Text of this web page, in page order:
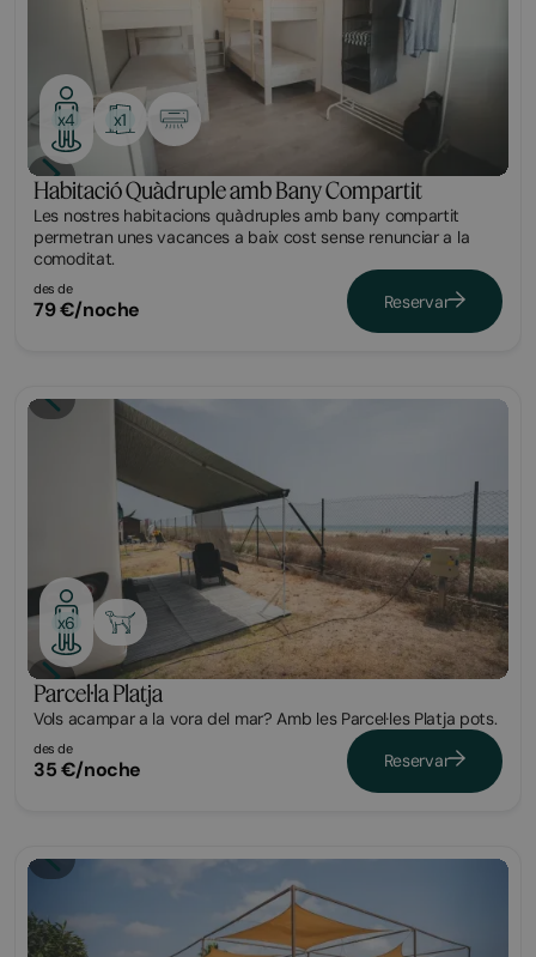
x4 x1
Habitació Quàdruple amb Bany Compartit
Les nostres habitacions quàdruples amb bany compartit
permetran unes vacances a baix cost sense renunciar a la
comoditat.
des de
79 €/noche Reservar
Parcel·la
x6
Parcel·la Platja
Vols acampar a la vora del mar? Amb les Parcel·les Platja pots.
des de
35 €/noche Reservar
Parcel·la